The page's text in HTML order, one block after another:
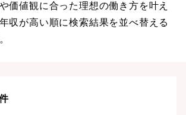
価値観に合った理想の働き方を叶え
収が高い順に検索結果を並べ替える